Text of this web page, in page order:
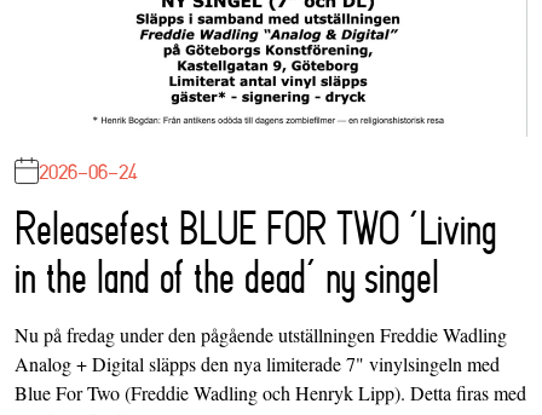
2026-06-24
Releasefest BLUE FOR TWO ‘Living
in the land of the dead’ ny singel
Nu på fredag under den pågående utställningen Freddie Wadling
Analog + Digital släpps den nya limiterade 7" vinylsingeln med
Blue For Two (Freddie Wadling och Henryk Lipp). Detta firas med